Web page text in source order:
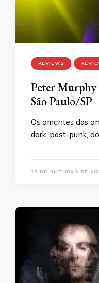
REVIEWS
Peter
São Paulo/SP
Os amantes dos
dark, post-punk,
28 DE OUTUBRO DE